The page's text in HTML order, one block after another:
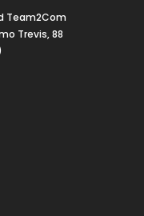
Team2Com
Trevis, 88